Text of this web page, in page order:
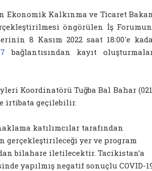
Ekonomik Kalkınma ve Ticaret
öngörülen İş
8 Kasım 2022 saat 18:00'e
bağlantısından kayıt
Koordinatörü Tuğba Bal Bahar
irtibata geçilebilir.
katılımcılar tarafından
gerçekleştirileceği yer ve program
bilahare iletilecektir. Tacikistan’a
yapılmış negatif sonuçlu COVID-